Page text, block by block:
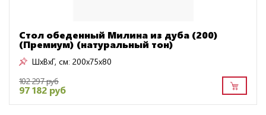
Стол обеденный Милина из дуба (200)
(Премиум) (натуральный тон)
ШxВxГ, см: 200x75x80
102 297 руб
97 182 руб